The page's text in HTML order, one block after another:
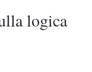
logica